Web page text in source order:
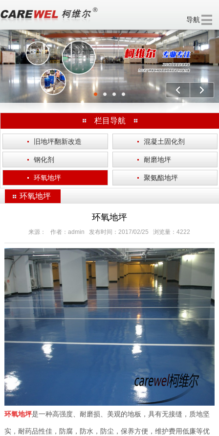
导航
欢迎访问 无锡柯维尔涂装工程有限公司 官方网站！ 分享：
栏目导航
·旧地坪翻新改造 ·
混凝土固化剂
·
钢化剂 ·耐磨地坪
·
环氧地坪 ·
聚氨酯地坪
环氧地坪
环氧地坪
来源： 作者：admin 发布时间：2017/02/25 浏览量：4222
环氧地坪是一种高强度、耐磨损、美观的地板，具有无接缝，质地坚
实，耐药品性佳，防腐，防水，防尘，保养方便，维护费用低廉等优